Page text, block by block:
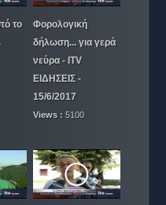
το
Φορολογική
δήλωση... για γερά
νεύρα - ITV
ΕΙΔΗΣΕΙΣ -
15/6/2017
Views : 5100